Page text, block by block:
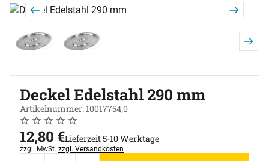
Produktgalerie
Zur Kaufbox springen
Deckel Edelstahl 290 mm
Artikelnummer: 10017754;0
Noch keine Bewertungen abgegeben
0 Bewertungen
12,80 €Lieferzeit 5-10 Werktage
Steuerhinweis:
zzgl. MwSt. zzgl. Versandkosten